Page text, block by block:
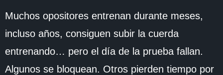
Muchos opositores entrenan durante meses,
incluso años, consiguen subir la cuerda
entrenando… pero el día de la prueba fallan.
Algunos se bloquean. Otros pierden tiempo por